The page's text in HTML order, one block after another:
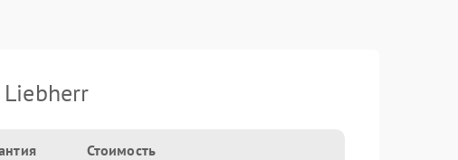
Стоимость